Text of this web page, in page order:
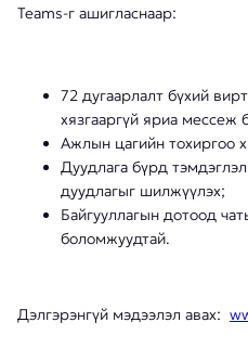
Teams-г ашигласнаар:
72 дугаарлалт бүхий
хязгааргүй яриа мессеж
Ажлын цагийн тохиргоо
Дуудлага бүрд
дуудлагыг шилжүүлэх;
Байгууллагын дотоод
боломжуудтай.
Дэлгэрэнгүй мэдээлэл авах: